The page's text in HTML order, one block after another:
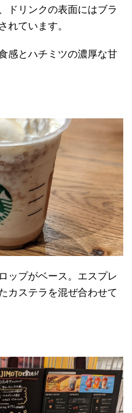
ドリンクの表面にはブラ
れています。
感とハチミツの濃厚な甘
ップがベース。エスプレ
カステラを混ぜ合わせて